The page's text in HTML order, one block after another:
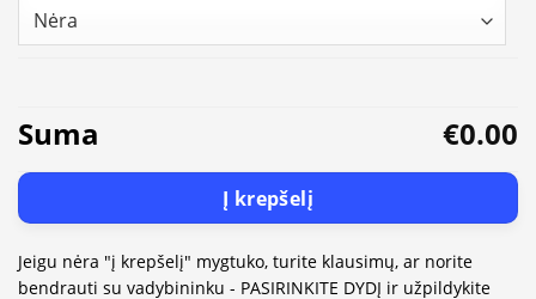
Suma €0.00
Į krepšelį
Jeigu nėra "į krepšelį" mygtuko, turite klausimų, ar norite
bendrauti su vadybininku - PASIRINKITE DYDĮ ir užpildykite